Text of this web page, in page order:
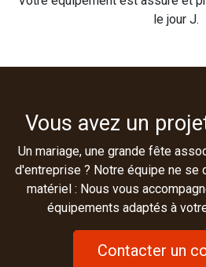
le jour J.
Vous avez un
Un mariage, une grande fête
d'entreprise ? Notre équipe ne se
matériel : Nous vous
équipements adaptés à
Contacter un